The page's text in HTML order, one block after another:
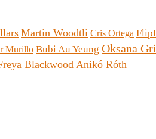
Martin Woodtli Cris Ortega
Murillo Bubi Au Yeung Oksana
Blackwood Anikó Róth